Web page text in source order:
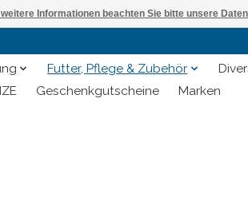
Futter, Pflege & Zubehör
Geschenkgutscheine Marken
weitere Informationen beachten Sie bitte unsere